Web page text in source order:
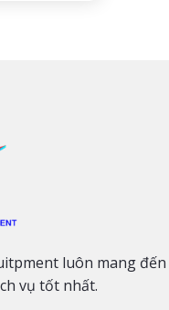
luôn mang
vụ tốt nhất.